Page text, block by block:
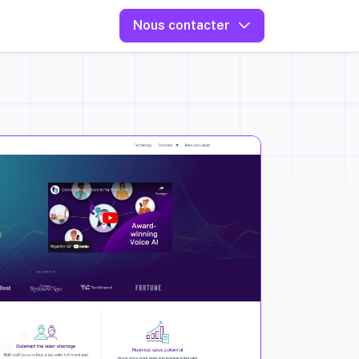
Nous contacter